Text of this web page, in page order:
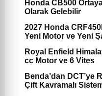
Honda CB500
Olarak Gelebilir
2027 Honda
Yeni Motor ve Yeni
Royal Enfield
cc Motor ve 6 Vites
Benda’dan DCT’ye
Çift Kavramalı